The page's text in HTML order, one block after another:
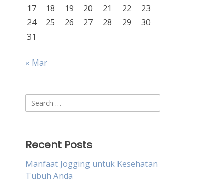
17
18 19 20 21 22
23
24
25 26 27 28 29
30
31
« Mar
Search
for:
Recent Posts
Manfaat Jogging untuk Kesehatan
Tubuh Anda